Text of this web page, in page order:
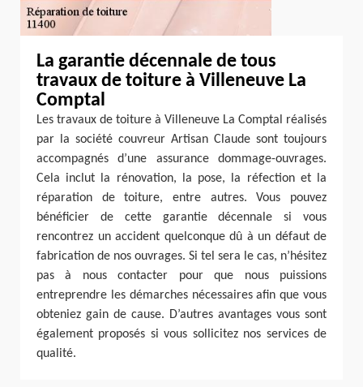
La garantie décennale de tous
travaux de toiture à Villeneuve La
Comptal
Les travaux de toiture à Villeneuve La Comptal réalisés
par la société couvreur Artisan Claude sont toujours
accompagnés d’une assurance dommage-ouvrages.
Cela inclut la rénovation, la pose, la réfection et la
réparation de toiture, entre autres. Vous pouvez
bénéficier de cette garantie décennale si vous
rencontrez un accident quelconque dû à un défaut de
fabrication de nos ouvrages. Si tel sera le cas, n’hésitez
pas à nous contacter pour que nous puissions
entreprendre les démarches nécessaires afin que vous
obteniez gain de cause. D’autres avantages vous sont
également proposés si vous sollicitez nos services de
qualité.